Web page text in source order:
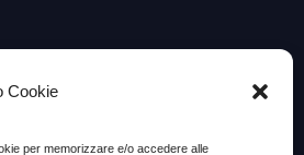
Cookie
per memorizzare e/o accedere alle